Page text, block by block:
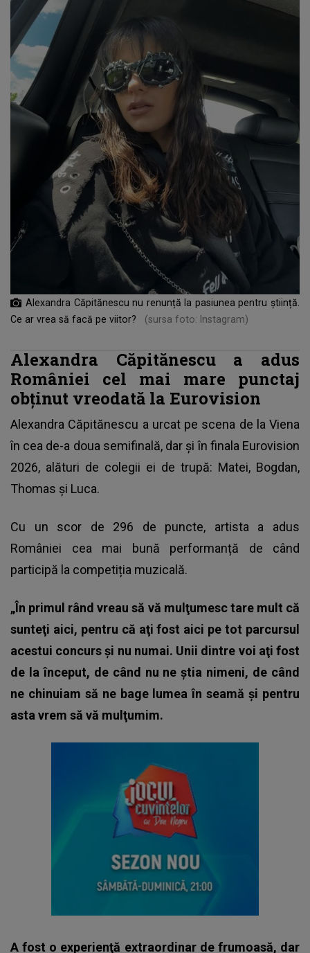
Alexandra Căpitănescu nu renunță la pasiunea pentru știință.
Ce ar vrea să facă pe viitor?
(sursa foto: Instagram)
Alexandra Căpitănescu a adus
României cel mai mare punctaj
obținut vreodată la Eurovision
Alexandra Căpitănescu a urcat pe scena de la Viena
în cea de-a doua semifinală, dar și în finala Eurovision
2026, alături de colegii ei de trupă: Matei, Bogdan,
Thomas și Luca.
Cu un scor de 296 de puncte, artista a adus
României cea mai bună performanță de când
participă la competiția muzicală.
„În primul rând vreau să vă mulţumesc tare mult că
sunteţi aici, pentru că aţi fost aici pe tot parcursul
acestui concurs şi nu numai. Unii dintre voi aţi fost
de la început, de când nu ne ştia nimeni, de când
ne chinuiam să ne bage lumea în seamă şi pentru
asta vrem să vă mulţumim.
A fost o experienţă extraordinar de frumoasă, dar